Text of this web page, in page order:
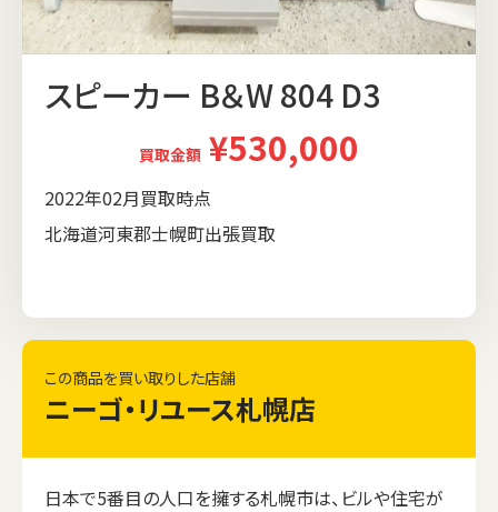
スピーカー B＆W 804 D3
買取金額 ¥530,000
2022年02月買取時点
北海道河東郡士幌町出張買取
この商品を買い取りした店舗
ニーゴ・リユース札幌店
日本で5番目の人口を擁する札幌市は、ビルや住宅が